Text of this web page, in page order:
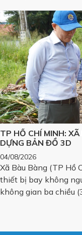
TP HỒ CHÍ MINH:
DỰNG BẢN ĐỒ 3D
04/08/2026
Xã Bàu Bàng (TP Hồ
thiết bị bay không
không gian ba chiều